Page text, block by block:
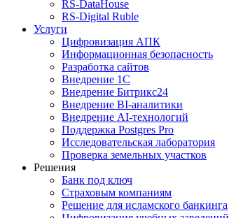
RS‑DataHouse
RS‑Digital Ruble
Услуги
Цифровизация АПК
Информационная безопасность
Разработка сайтов
Внедрение 1С
Внедрение Битрикс24
Внедрение BI‑аналитики
Внедрение AI‑технологий
Поддержка Postgres Pro
Исследовательская лаборатория
Проверка земельных участков
Решения
Банк под ключ
Страховым компаниям
Решение для исламского банкинга